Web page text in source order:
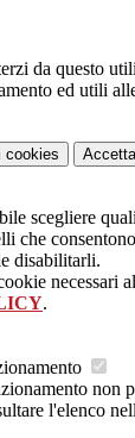
da questo
ed utili
cookies
scegliere
che
disabilitarli.
necessari
.
non
l'elenco